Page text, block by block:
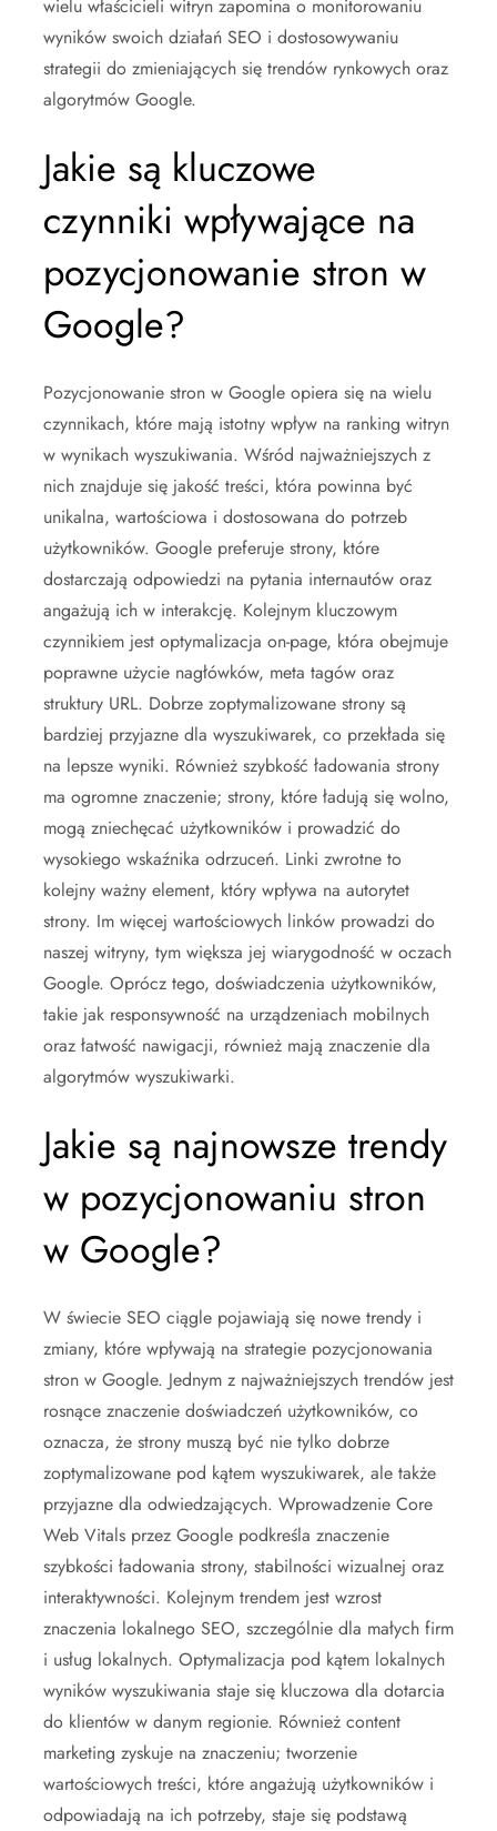
wielu właścicieli witryn zapomina o monitorowaniu
wyników swoich działań SEO i dostosowywaniu
strategii do zmieniających się trendów rynkowych oraz
algorytmów Google.
Jakie są kluczowe
czynniki wpływające na
pozycjonowanie stron w
Google?
Pozycjonowanie stron w Google opiera się na wielu
czynnikach, które mają istotny wpływ na ranking witryn
w wynikach wyszukiwania. Wśród najważniejszych z
nich znajduje się jakość treści, która powinna być
unikalna, wartościowa i dostosowana do potrzeb
użytkowników. Google preferuje strony, które
dostarczają odpowiedzi na pytania internautów oraz
angażują ich w interakcję. Kolejnym kluczowym
czynnikiem jest optymalizacja on-page, która obejmuje
poprawne użycie nagłówków, meta tagów oraz
struktury URL. Dobrze zoptymalizowane strony są
bardziej przyjazne dla wyszukiwarek, co przekłada się
na lepsze wyniki. Również szybkość ładowania strony
ma ogromne znaczenie; strony, które ładują się wolno,
mogą zniechęcać użytkowników i prowadzić do
wysokiego wskaźnika odrzuceń. Linki zwrotne to
kolejny ważny element, który wpływa na autorytet
strony. Im więcej wartościowych linków prowadzi do
naszej witryny, tym większa jej wiarygodność w oczach
Google. Oprócz tego, doświadczenia użytkowników,
takie jak responsywność na urządzeniach mobilnych
oraz łatwość nawigacji, również mają znaczenie dla
algorytmów wyszukiwarki.
Jakie są najnowsze trendy
w pozycjonowaniu stron
w Google?
W świecie SEO ciągle pojawiają się nowe trendy i
zmiany, które wpływają na strategie pozycjonowania
stron w Google. Jednym z najważniejszych trendów jest
rosnące znaczenie doświadczeń użytkowników, co
oznacza, że strony muszą być nie tylko dobrze
zoptymalizowane pod kątem wyszukiwarek, ale także
przyjazne dla odwiedzających. Wprowadzenie Core
Web Vitals przez Google podkreśla znaczenie
szybkości ładowania strony, stabilności wizualnej oraz
interaktywności. Kolejnym trendem jest wzrost
znaczenia lokalnego SEO, szczególnie dla małych firm
i usług lokalnych. Optymalizacja pod kątem lokalnych
wyników wyszukiwania staje się kluczowa dla dotarcia
do klientów w danym regionie. Również content
marketing zyskuje na znaczeniu; tworzenie
wartościowych treści, które angażują użytkowników i
odpowiadają na ich potrzeby, staje się podstawą